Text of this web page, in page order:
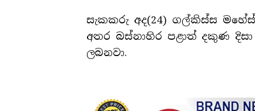
සැකකරු අද(24) ගල්කිස්ස
අතර බස්නාහිර පළාත් දකුණ
ලබනවා.